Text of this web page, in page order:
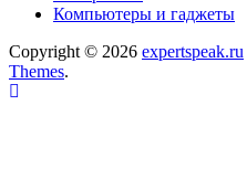
Компьютеры и гаджеты
Copyright © 2026 expertspeak.ru
Themes.